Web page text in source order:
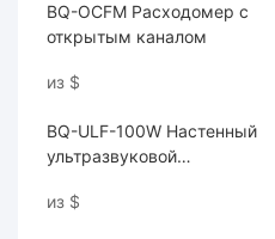
BQ-OCFM Расходомер с
открытым каналом
из $
BQ-ULF-100W Настенный
ультразвуковой
из $